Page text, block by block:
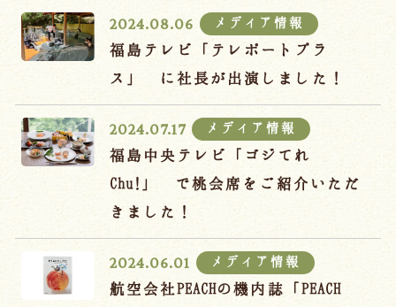
2024.08.06 メディア情報
福島テレビ「テレポートプラ
ス」 に社長が出演しました！
2024.07.17 メディア情報
福島中央テレビ「ゴジてれ
Chu!」 で桃会席をご紹介いただ
きました！
2024.06.01 メディア情報
航空会社PEACHの機内誌「PEACH
空室カレンダーから選ぶ
会議・団体 吉川屋で過ごす特別な日
お知らせ よくあるご質問
お問い合わせ
予約確認・変更・キャンセル
キャンセルポリシー
宿泊約款